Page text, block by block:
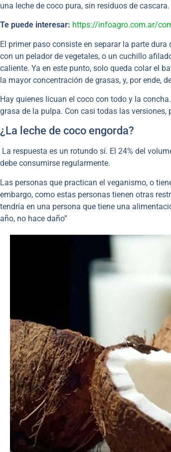
una leche de coco pura, sin residuos de cascara.
Te puede interesar: https://infoagro.com.ar/
El primer paso consiste en separar la parte
con un pelador de vegetales, o un cuchillo
caliente. Ya en este punto, solo queda colar el
la mayor concentración de grasas, y, por ende,
Hay quienes licuan el coco con todo y la
grasa de la pulpa. Con casi todas las versiones,
¿La leche de coco engorda?
La respuesta es un rotundo sí. El 24% del
debe consumirse regularmente.
Las personas que practican el veganismo, o
embargo, como estas personas tienen otras
tendría en una persona que tiene una
año, no hace daño”